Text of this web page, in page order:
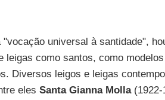
"vocação universal à santidade",
leigas como santos, como
Diversos leigos e leigas
eles Santa Gianna Molla(1922-